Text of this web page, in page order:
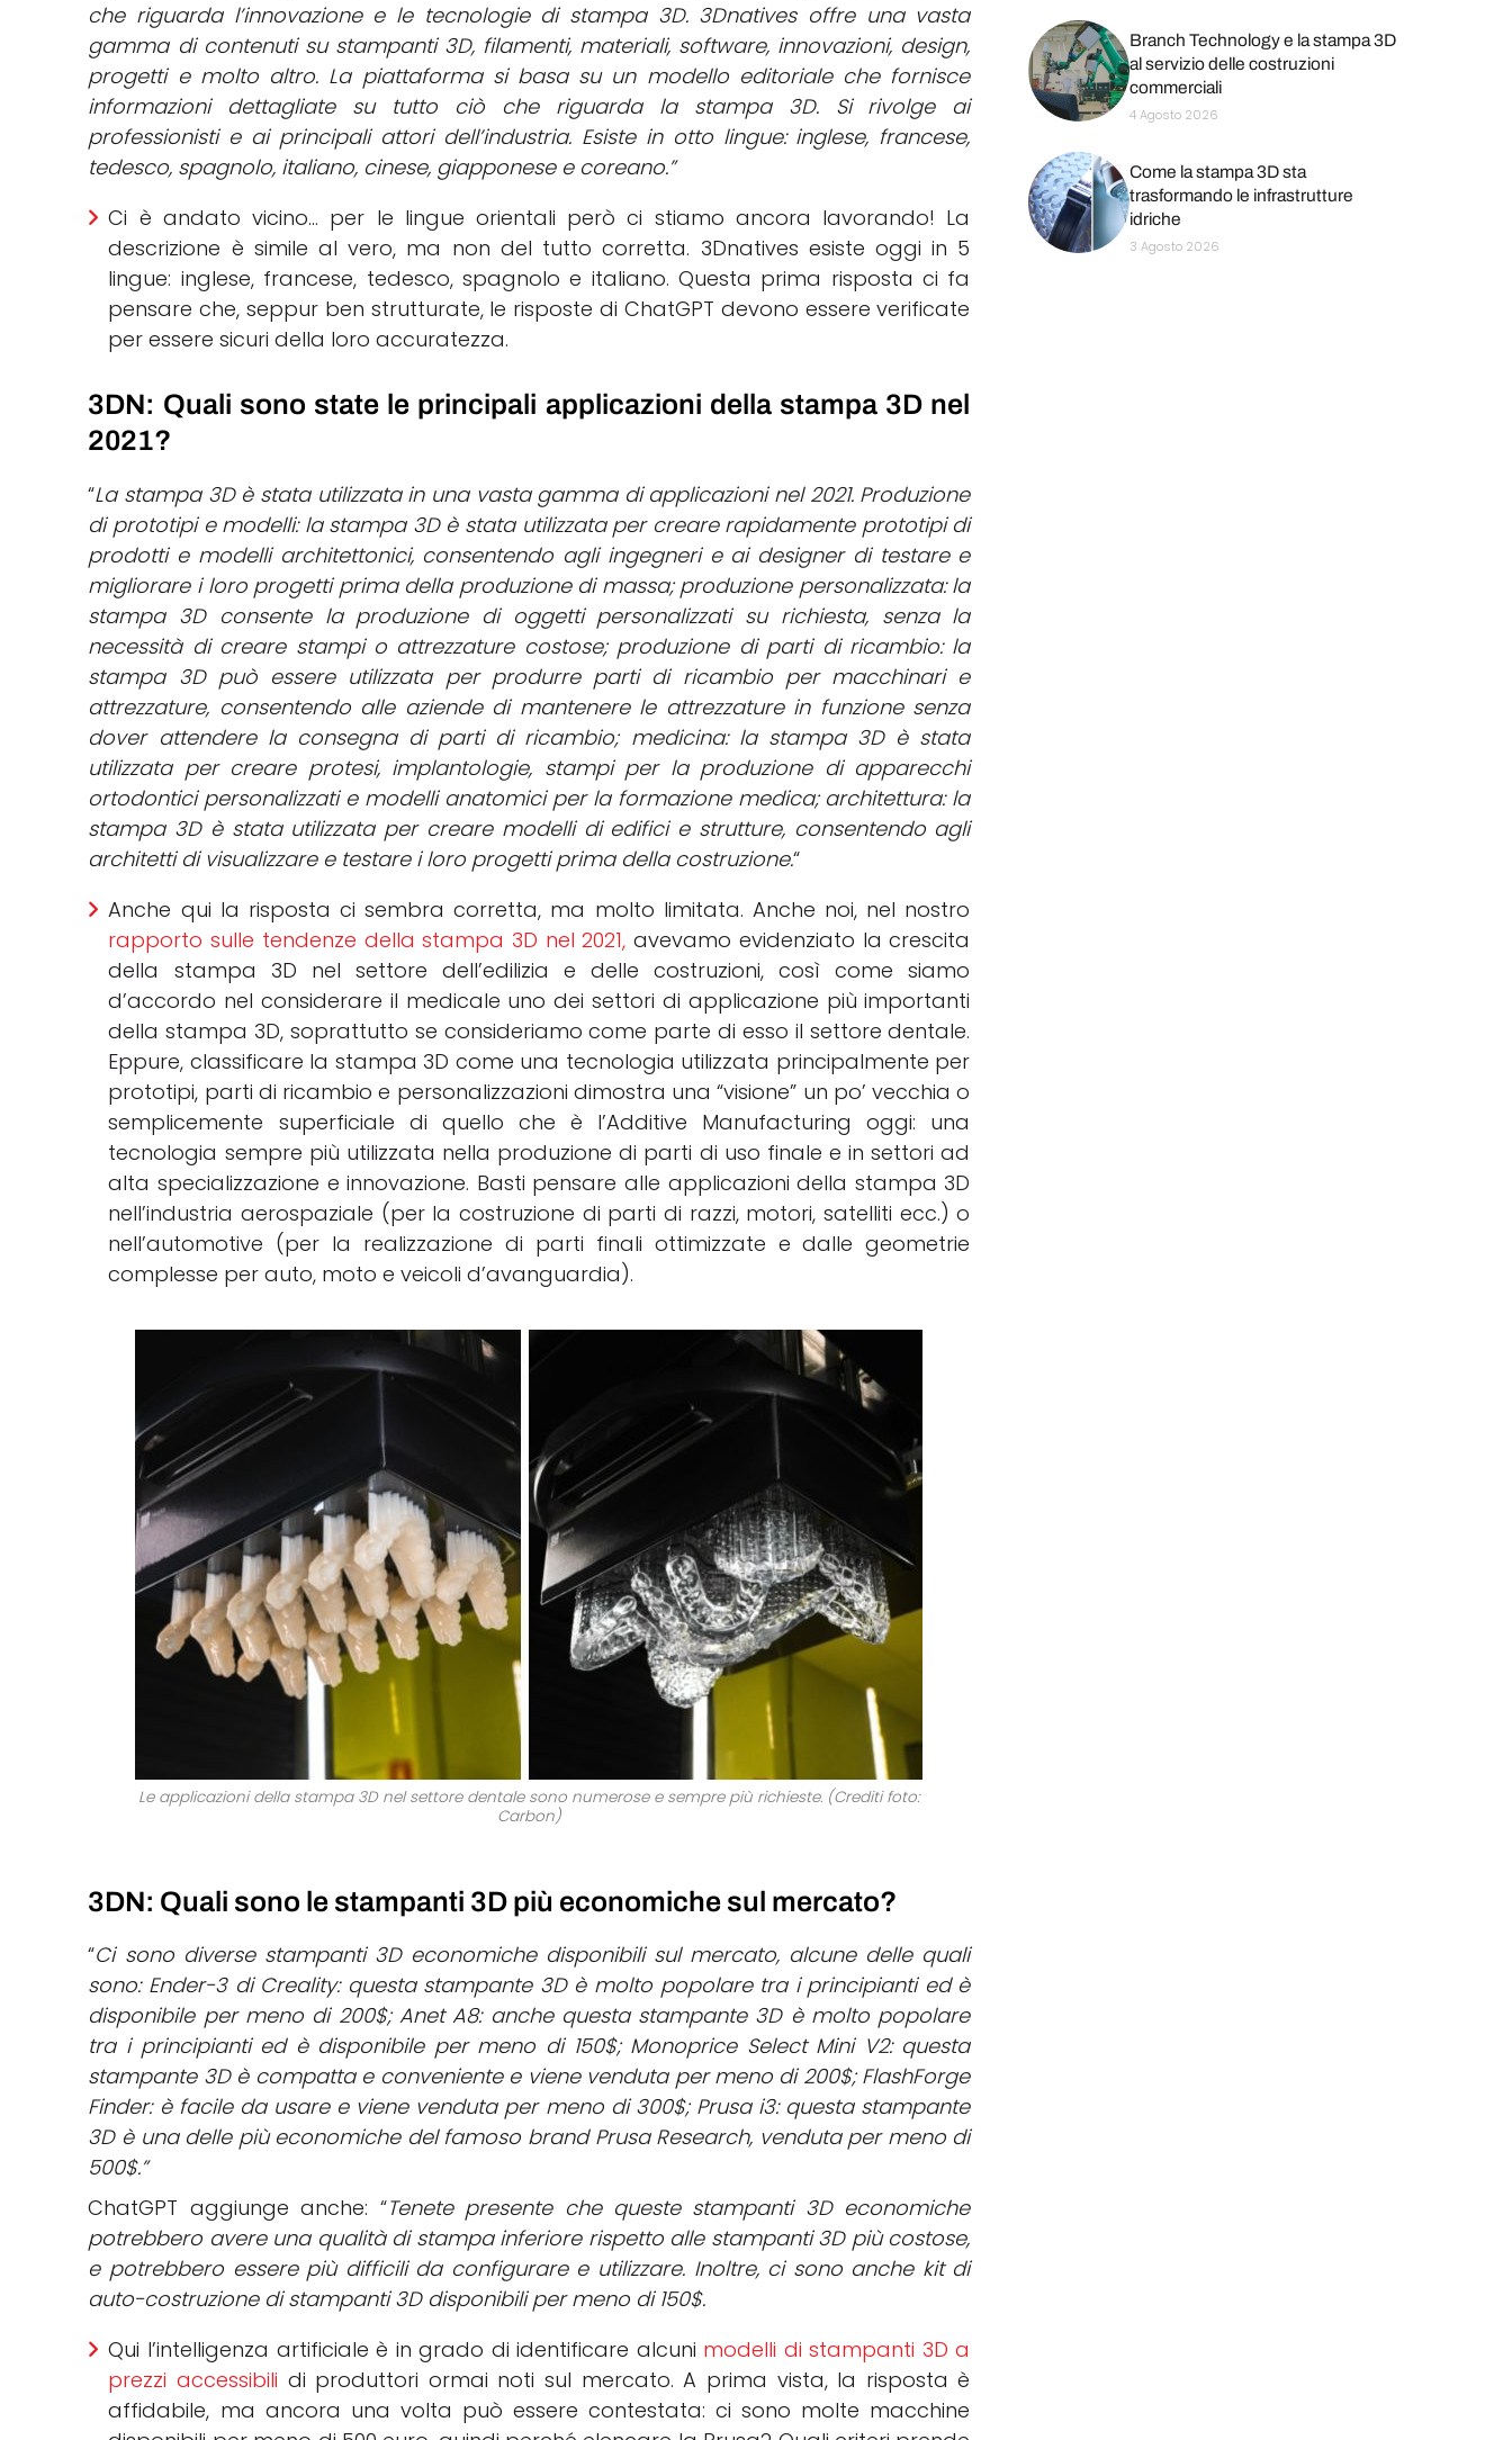
che riguarda l’innovazione e le tecnologie di stampa 3D. 3Dnatives offre una vasta
gamma di contenuti su stampanti 3D, filamenti, materiali, software, innovazioni, design,
progetti e molto altro. La piattaforma si basa su un modello editoriale che fornisce
informazioni dettagliate su tutto ciò che riguarda la stampa 3D. Si rivolge ai
professionisti e ai principali attori dell’industria. Esiste in otto lingue: inglese, francese,
tedesco, spagnolo, italiano, cinese, giapponese e coreano.”
Ci è andato vicino… per le lingue orientali però ci stiamo ancora lavorando! La
descrizione è simile al vero, ma non del tutto corretta. 3Dnatives esiste oggi in 5
lingue: inglese, francese, tedesco, spagnolo e italiano. Questa prima risposta ci fa
pensare che, seppur ben strutturate, le risposte di ChatGPT devono essere verificate
per essere sicuri della loro accuratezza.
3DN: Quali sono state le principali applicazioni della stampa 3D nel
2021?
“La stampa 3D è stata utilizzata in una vasta gamma di applicazioni nel 2021. Produzione
di prototipi e modelli: la stampa 3D è stata utilizzata per creare rapidamente prototipi di
prodotti e modelli architettonici, consentendo agli ingegneri e ai designer di testare e
migliorare i loro progetti prima della produzione di massa; produzione personalizzata: la
stampa 3D consente la produzione di oggetti personalizzati su richiesta, senza la
necessità di creare stampi o attrezzature costose; produzione di parti di ricambio: la
stampa 3D può essere utilizzata per produrre parti di ricambio per macchinari e
attrezzature, consentendo alle aziende di mantenere le attrezzature in funzione senza
dover attendere la consegna di parti di ricambio; medicina: la stampa 3D è stata
utilizzata per creare protesi, implantologie, stampi per la produzione di apparecchi
ortodontici personalizzati e modelli anatomici per la formazione medica; architettura: la
stampa 3D è stata utilizzata per creare modelli di edifici e strutture, consentendo agli
architetti di visualizzare e testare i loro progetti prima della costruzione.“
Anche qui la risposta ci sembra corretta, ma molto limitata. Anche noi, nel nostro
rapporto sulle tendenze della stampa 3D nel 2021, avevamo evidenziato la crescita
della stampa 3D nel settore dell’edilizia e delle costruzioni, così come siamo
d’accordo nel considerare il medicale uno dei settori di applicazione più importanti
della stampa 3D, soprattutto se consideriamo come parte di esso il settore dentale.
Eppure, classificare la stampa 3D come una tecnologia utilizzata principalmente per
prototipi, parti di ricambio e personalizzazioni dimostra una “visione” un po’ vecchia o
semplicemente superficiale di quello che è l’Additive Manufacturing oggi: una
tecnologia sempre più utilizzata nella produzione di parti di uso finale e in settori ad
alta specializzazione e innovazione. Basti pensare alle applicazioni della stampa 3D
nell’industria aerospaziale (per la costruzione di parti di razzi, motori, satelliti ecc.) o
nell’automotive (per la realizzazione di parti finali ottimizzate e dalle geometrie
complesse per auto, moto e veicoli d’avanguardia).
Le applicazioni della stampa 3D nel settore dentale sono numerose e sempre più richieste. (Crediti foto:
Carbon)
3DN: Quali sono le stampanti 3D più economiche sul mercato?
“Ci sono diverse stampanti 3D economiche disponibili sul mercato, alcune delle quali
sono: Ender-3 di Creality: questa stampante 3D è molto popolare tra i principianti ed è
disponibile per meno di 200$; Anet A8: anche questa stampante 3D è molto popolare
tra i principianti ed è disponibile per meno di 150$; Monoprice Select Mini V2: questa
stampante 3D è compatta e conveniente e viene venduta per meno di 200$; FlashForge
Finder: è facile da usare e viene venduta per meno di 300$; Prusa i3: questa stampante
3D è una delle più economiche del famoso brand Prusa Research, venduta per meno di
500$.”
ChatGPT aggiunge anche: “Tenete presente che queste stampanti 3D economiche
potrebbero avere una qualità di stampa inferiore rispetto alle stampanti 3D più costose,
e potrebbero essere più difficili da configurare e utilizzare. Inoltre, ci sono anche kit di
auto-costruzione di stampanti 3D disponibili per meno di 150$.
Qui l’intelligenza artificiale è in grado di identificare alcuni modelli di stampanti 3D a
prezzi accessibili di produttori ormai noti sul mercato. A prima vista, la risposta è
affidabile, ma ancora una volta può essere contestata: ci sono molte macchine
Branch Technology e la stampa 3D
al servizio delle costruzioni
commerciali
4 Agosto 2026
Come la stampa 3D sta
trasformando le infrastrutture
idriche
3 Agosto 2026